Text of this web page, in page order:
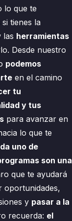
lo que te
tienes la
herramientas
Desde nuestro
podemos
en el camino
tu
y tus
para avanzar en
lo que te
uno de
son una
que te ayudará
oportunidades,
y pasar a la
recuerda: el